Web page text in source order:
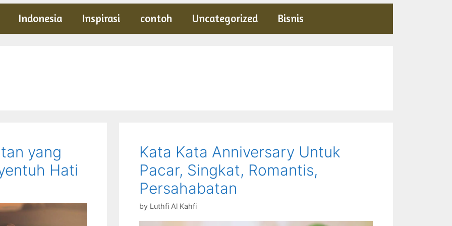
Indonesia Inspirasi contoh Uncategorized Bisnis
yang
Hati
Kata Kata Anniversary Untuk
Pacar, Singkat, Romantis,
Persahabatan
by Luthfi Al Kahfi